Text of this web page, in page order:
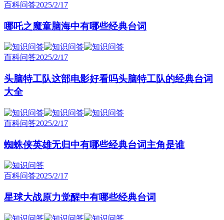
百科问答2025/2/17
哪吒之魔童脑海中有哪些经典台词
百科问答2025/2/17
头脑特工队这部电影好看吗头脑特工队的经典台词
大全
百科问答2025/2/17
蜘蛛侠英雄无归中有哪些经典台词主角是谁
百科问答2025/2/17
星球大战原力觉醒中有哪些经典台词